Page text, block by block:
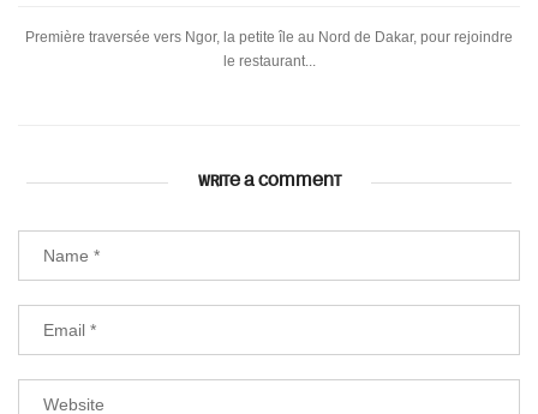
Première traversée vers Ngor, la petite île au Nord de Dakar, pour rejoindre
le restaurant...
WRITE A COMMENT